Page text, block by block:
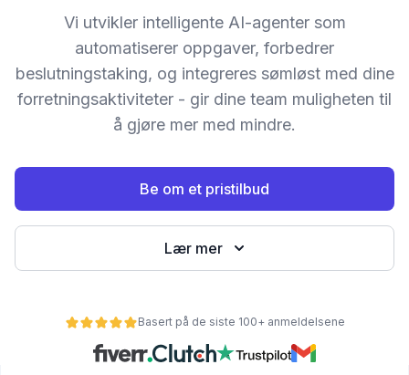
Vi utvikler intelligente AI-agenter som
automatiserer oppgaver, forbedrer
beslutningstaking, og integreres sømløst med dine
forretningsaktiviteter - gir dine team muligheten til
å gjøre mer med mindre.
Be om et pristilbud
Lær mer
Basert på de siste 100+ anmeldelsene